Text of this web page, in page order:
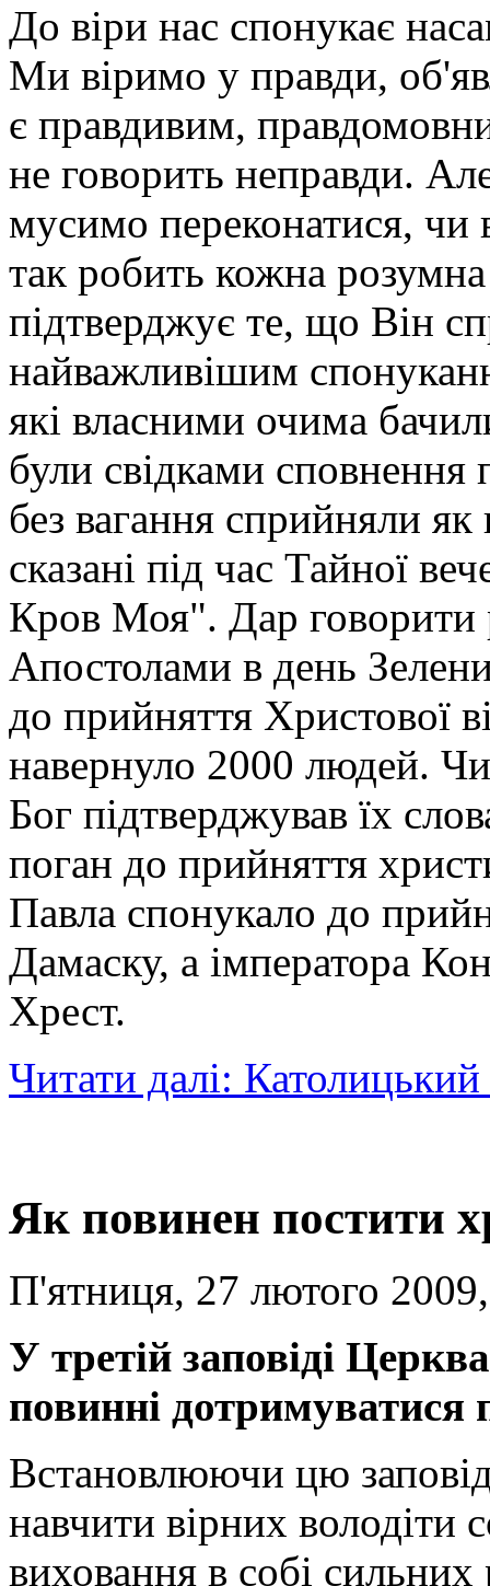
До віри нас спонукає
Ми віримо у правди,
є правдивим,
не говорить неправди.
мусимо переконатися, чи
так робить кожна
підтверджує те, що Він
найважливішим
які власними очима
були свідками сповнення
без вагання сприйняли
сказані під час Тайної
Кров Моя". Дар говорити
Апостолами в день
до прийняття Христової
навернуло 2000 людей.
Бог підтверджував їх
поган до прийняття
Павла спонукало до
Дамаску, а імператора
Хрест.
Читати далі:
Як повинен постити
П'ятниця, 27 лютого
У третій заповіді
повинні дотримуватися
Встановлюючи цю
навчити вірних володіти
виховання в собі сильних